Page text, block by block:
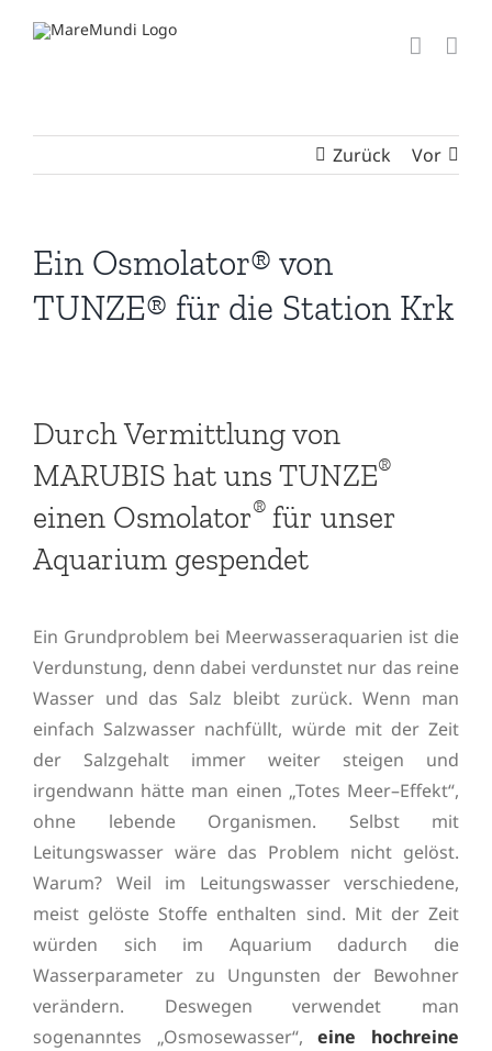
Inhalt
Zurück Vor
Ein Osmolator® von
TUNZE® für die Station Krk
Durch Vermittlung von
MARUBIS hat uns TUNZE®
einen Osmolator® für unser
Aquarium gespendet
Ein Grundproblem bei Meerwasseraquarien ist die
Verdunstung, denn dabei verdunstet nur das reine
Wasser und das Salz bleibt zurück. Wenn man
einfach Salzwasser nachfüllt, würde mit der Zeit
der Salzgehalt immer weiter steigen und
irgendwann hätte man einen „Totes Meer–Effekt“,
ohne lebende Organismen. Selbst mit
Leitungswasser wäre das Problem nicht gelöst.
Warum? Weil im Leitungswasser verschiedene,
meist gelöste Stoffe enthalten sind. Mit der Zeit
würden sich im Aquarium dadurch die
Wasserparameter zu Ungunsten der Bewohner
verändern. Deswegen verwendet man
sogenanntes „Osmosewasser“,eine hochreine